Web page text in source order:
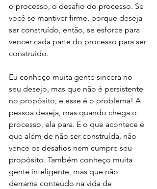
o processo, o desafio do processo. Se
você se mantiver firme, porque deseja
ser construído, então, se esforce para
vencer cada parte do processo para ser
construído.
Eu conheço muita gente sincera no
seu desejo, mas que não é persistente
no propósito; e esse é o problema! A
pessoa deseja, mas quando chega o
processo, ela para. E o que acontece é
que além de não ser construída, não
vence os desafios nem cumpre seu
propósito. Também conheço muita
gente inteligente, mas que não
derrama conteúdo na vida de